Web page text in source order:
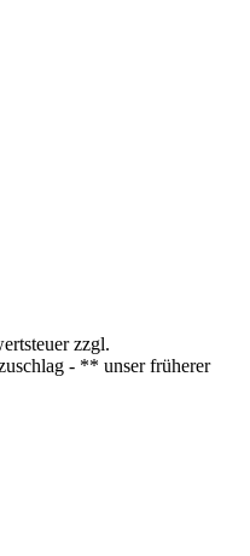
zzgl.
- ** unser früherer